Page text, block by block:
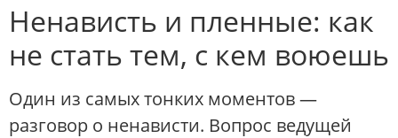
Ненависть и пленные: как
не стать тем, с кем воюешь
Один из самых тонких моментов —
разговор о ненависти. Вопрос ведущей